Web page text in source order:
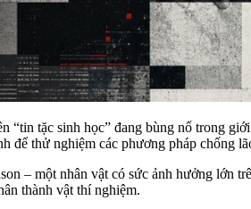
“tin tặc sinh học” đang bùng nổ trong
để thử nghiệm các phương pháp chống
– một nhân vật có sức ảnh hưởng lớn
thành vật thí nghiệm.